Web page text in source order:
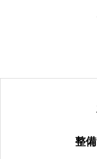
整